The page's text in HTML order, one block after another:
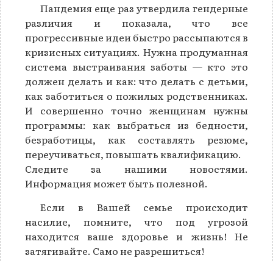
Пандемия еще раз утвердила гендерные
различия и показала, что все
прогрессивные идеи быстро рассыпаются в
кризисных ситуациях. Нужна продуманная
система выстраивания заботы — кто это
должен делать и как: что делать с детьми,
как заботиться о пожилых родственниках.
И совершенно точно женщинам нужны
программы: как выбраться из бедности,
безработицы, как составлять резюме,
переучиваться, повышать квалификацию.
Следите за нашими новостями.
Информация может быть полезной.
Если в Вашей семье происходит
насилие, помните, что под угрозой
находится ваше здоровье и жизнь! Не
затягивайте. Само не разрешиться!